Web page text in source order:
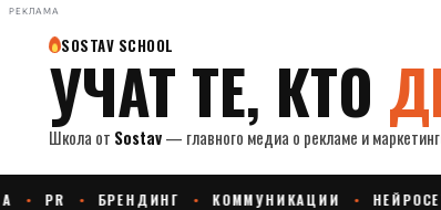
РЕКЛАМА